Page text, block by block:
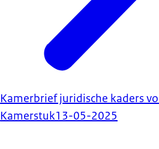
Kamerbrief juridische kaders
Kamerstuk13-05-2025